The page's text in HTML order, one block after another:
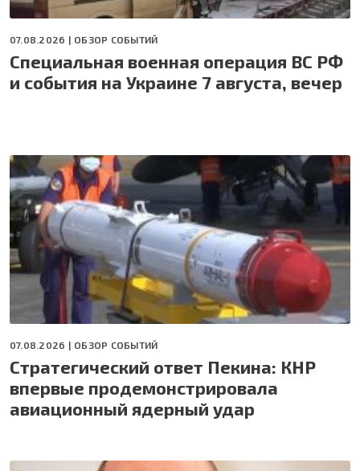
07.08.2026 | ОБЗОР СОБЫТИЙ
Специальная военная операция ВС РФ
и события на Украине 7 августа, вечер
07.08.2026 | ОБЗОР СОБЫТИЙ
Стратегический ответ Пекина: КНР
впервые продемонстрировала
авиационный ядерный удар